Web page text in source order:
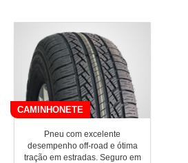
CAMINHONETE
Pneu com excelente
desempenho off-road e ótima
tração em estradas. Seguro em